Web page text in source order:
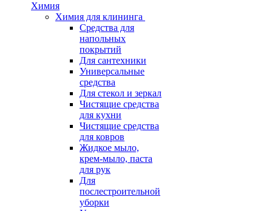
Химия
Химия для клининга
Средства для
напольных
покрытий
Для сантехники
Универсальные
средства
Для стекол и зеркал
Чистящие средства
для кухни
Чистящие средства
для ковров
Жидкое мыло,
крем-мыло, паста
для рук
Для
послестроительной
уборки